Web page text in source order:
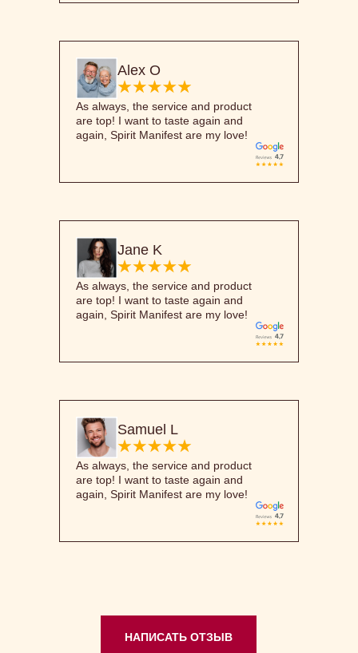
Samuel L
As always, the service and product
are top! I want to taste again and
again, Spirit Manifest are my love!
Jane K
As always, the service and product
are top! I want to taste again and
again, Spirit Manifest are my love!
Alex O
As always, the service and product
are top! I want to taste again and
again, Spirit Manifest are my love!
НАПИСАТЬ ОТЗЫВ